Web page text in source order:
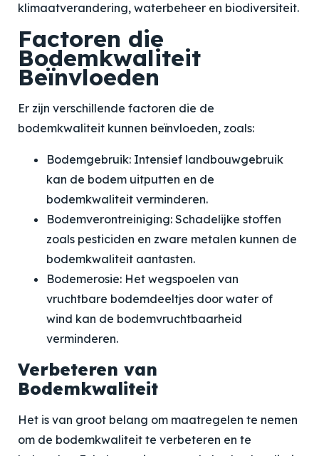
klimaatverandering, waterbeheer en biodiversiteit.
Factoren die
Bodemkwaliteit
Beïnvloeden
Er zijn verschillende factoren die de
bodemkwaliteit kunnen beïnvloeden, zoals:
Bodemgebruik: Intensief landbouwgebruik
kan de bodem uitputten en de
bodemkwaliteit verminderen.
Bodemverontreiniging: Schadelijke stoffen
zoals pesticiden en zware metalen kunnen de
bodemkwaliteit aantasten.
Bodemerosie: Het wegspoelen van
vruchtbare bodemdeeltjes door water of
wind kan de bodemvruchtbaarheid
verminderen.
Verbeteren van
Bodemkwaliteit
Het is van groot belang om maatregelen te nemen
om de bodemkwaliteit te verbeteren en te